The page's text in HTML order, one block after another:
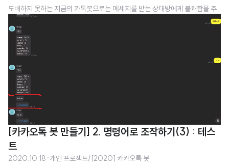
도배하지 못하는 지금의 카톡봇으로는 메세지를 받는 상대방에게 불쾌함을 주
기만 할 것 같았다. 두번째로 취침/수업 알림은 한번만 하도록 하였다. 지난 포
스팅에서 구현한대로, 5초이내로 추가 메세지가 없을 경우, 답장을 보내는 시스
템은 잘 작동했지만, 실제 핸드폰으로 카톡을 하는 경우, 타이핑이 생각보다 느
려서 5초로는 부족했다. 그래서 안내메세지를 계속 보내게 되었다. 시간 간격을
늘리자니, 간단한 메세지를 보내고 답장을 받는데 매번 길어진 시간간격을 기다
려야 하니 답답했다. 그래서 그냥 한번만 답장하게 만들었다. 단, 저번에 만든 5
초동안 추가메세지를 ..
[카카오톡 봇 만들기] 2. 명령어로 조작하기(3) : 테스
트
2020.10.18 ·개인 프로젝트/[2020] 카카오톡 봇